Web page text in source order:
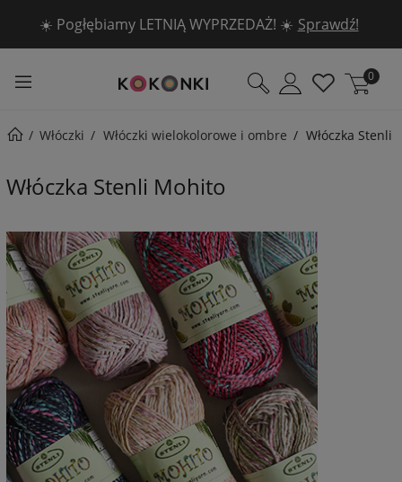
☀️ Pogłębiamy LETNIĄ WYPRZEDAŻ! ☀️ Sprawdź!
🧶 5 włóczek DROPS -30% 🧶 Sprawdź!
0
Włóczki Włóczki wielokolorowe i ombre Włóczka Stenli
Włóczka Stenli Mohito